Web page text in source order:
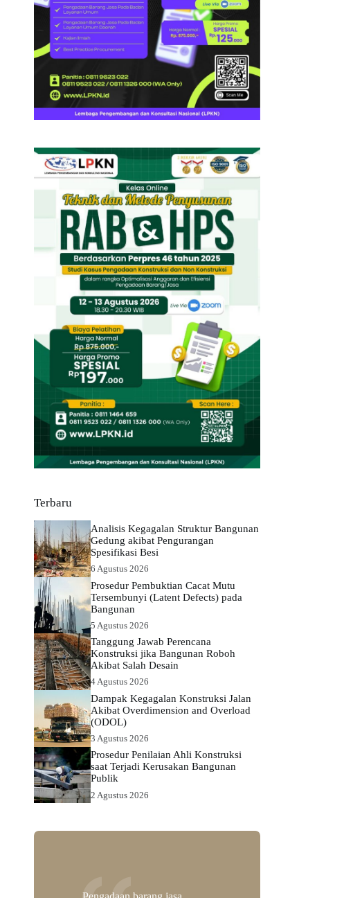
Terbaru
Analisis Kegagalan Struktur Bangunan
Gedung akibat Pengurangan
Spesifikasi Besi
6 Agustus 2026
Prosedur Pembuktian Cacat Mutu
Tersembunyi (Latent Defects) pada
Bangunan
5 Agustus 2026
Tanggung Jawab Perencana
Konstruksi jika Bangunan Roboh
Akibat Salah Desain
4 Agustus 2026
Dampak Kegagalan Konstruksi Jalan
Akibat Overdimension and Overload
(ODOL)
3 Agustus 2026
Prosedur Penilaian Ahli Konstruksi
saat Terjadi Kerusakan Bangunan
Publik
2 Agustus 2026